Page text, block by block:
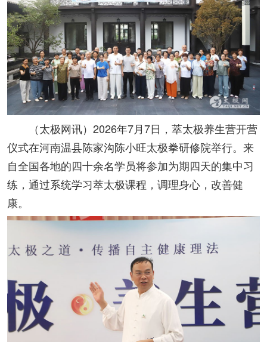
（太极网讯）2026年7月7日，萃太极养生营开营
仪式在河南温县陈家沟陈小旺太极拳研修院举行。来
自全国各地的四十余名学员将参加为期四天的集中习
练，通过系统学习萃太极课程，调理身心，改善健
康。